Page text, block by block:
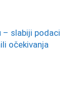
– slabiji podaci
očekivanja